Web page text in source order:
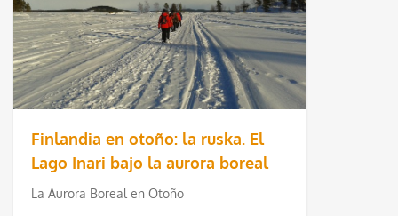
Finlandia en otoño: la ruska. El
Lago Inari bajo la aurora boreal
La Aurora Boreal en Otoño